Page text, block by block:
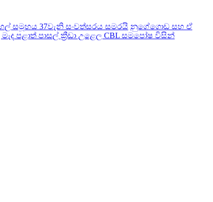
සමූහය 37වැනි සංවත්සරය සමරයි නුගේගොඩ සහ ඒ
පළාත් පාසල් ක්‍රීඩා උළෙල CBL සමපෝෂ විසින්